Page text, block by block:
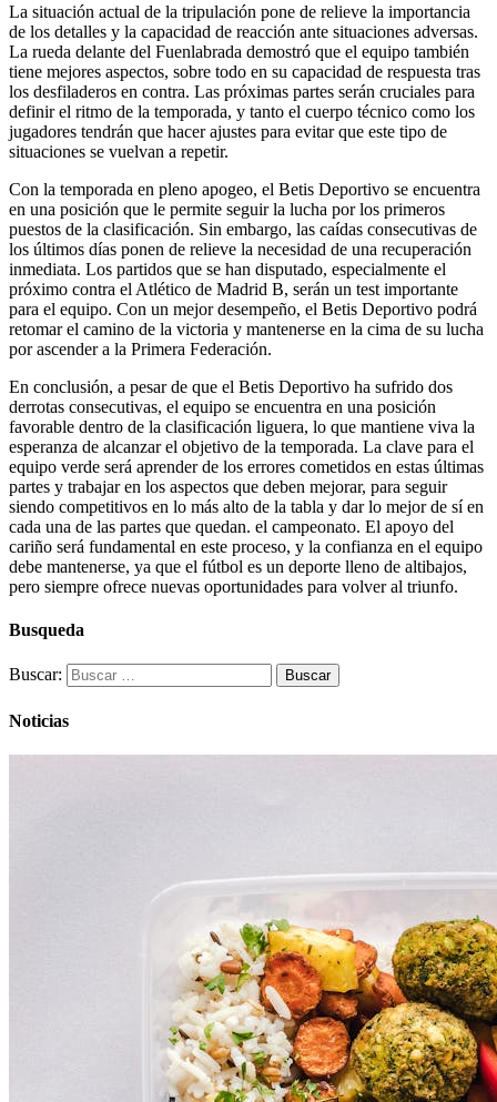
La situación actual de la tripulación pone de relieve la importancia
de los detalles y la capacidad de reacción ante situaciones adversas.
La rueda delante del Fuenlabrada demostró que el equipo también
tiene mejores aspectos, sobre todo en su capacidad de respuesta tras
los desfiladeros en contra. Las próximas partes serán cruciales para
definir el ritmo de la temporada, y tanto el cuerpo técnico como los
jugadores tendrán que hacer ajustes para evitar que este tipo de
situaciones se vuelvan a repetir.
Con la temporada en pleno apogeo, el Betis Deportivo se encuentra
en una posición que le permite seguir la lucha por los primeros
puestos de la clasificación. Sin embargo, las caídas consecutivas de
los últimos días ponen de relieve la necesidad de una recuperación
inmediata. Los partidos que se han disputado, especialmente el
próximo contra el Atlético de Madrid B, serán un test importante
para el equipo. Con un mejor desempeño, el Betis Deportivo podrá
retomar el camino de la victoria y mantenerse en la cima de su lucha
por ascender a la Primera Federación.
En conclusión, a pesar de que el Betis Deportivo ha sufrido dos
derrotas consecutivas, el equipo se encuentra en una posición
favorable dentro de la clasificación liguera, lo que mantiene viva la
esperanza de alcanzar el objetivo de la temporada. La clave para el
equipo verde será aprender de los errores cometidos en estas últimas
partes y trabajar en los aspectos que deben mejorar, para seguir
siendo competitivos en lo más alto de la tabla y dar lo mejor de sí en
cada una de las partes que quedan. el campeonato. El apoyo del
cariño será fundamental en este proceso, y la confianza en el equipo
debe mantenerse, ya que el fútbol es un deporte lleno de altibajos,
pero siempre ofrece nuevas oportunidades para volver al triunfo.
Busqueda
Buscar:
Noticias